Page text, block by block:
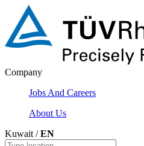
Company
Jobs And Careers
About Us
Kuwait /EN